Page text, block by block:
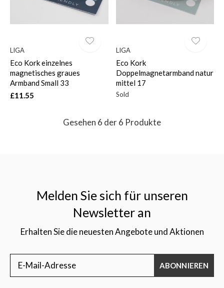
LIGA
Eco Kork einzelnes
magnetisches graues
Armband Small 33
£11.55
LIGA
Eco Kork
Doppelmagnetarmband natur
mittel 17
Sold
Gesehen 6 der 6 Produkte
Melden Sie sich für unseren
Newsletter an
Erhalten Sie die neuesten Angebote und Aktionen
ABONNIEREN